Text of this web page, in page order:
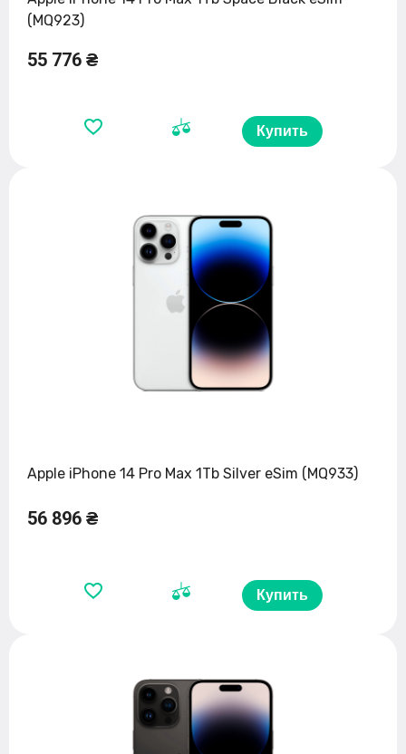
(MQ923)
55 776 ₴
Купить
Apple iPhone 14 Pro Max 1Tb Silver eSim (MQ933)
56 896 ₴
Купить